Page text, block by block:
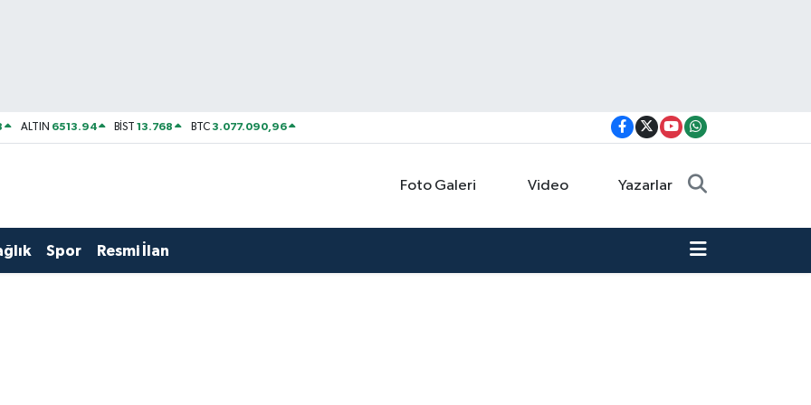
ALTIN 6513.94 BİST13.768 BTC3.077.090,96
Foto Galeri Video Yazarlar
Spor Resmi İlan